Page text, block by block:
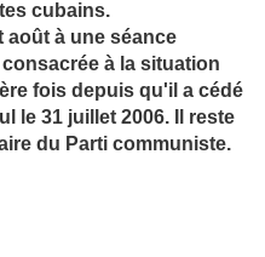
cubains.
août à une séance
à la situation
fois depuis qu'il a cédé
le 31 juillet 2006. Il reste
du Parti communiste.